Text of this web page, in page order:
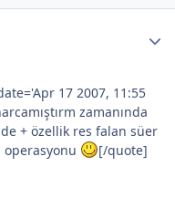
17 2007, 11:55
zamanında
+ özellik res falan süer
[/quote]